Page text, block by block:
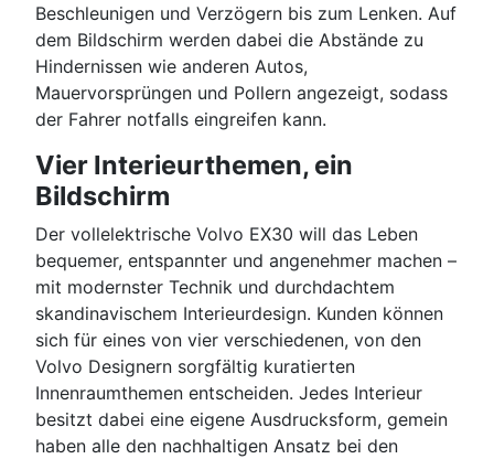
Beschleunigen und Verzögern bis zum Lenken. Auf
dem Bildschirm werden dabei die Abstände zu
Hindernissen wie anderen Autos,
Mauervorsprüngen und Pollern angezeigt, sodass
der Fahrer notfalls eingreifen kann.
Vier Interieurthemen, ein
Bildschirm
Der vollelektrische Volvo EX30 will das Leben
bequemer, entspannter und angenehmer machen –
mit modernster Technik und durchdachtem
skandinavischem Interieurdesign. Kunden können
sich für eines von vier verschiedenen, von den
Volvo Designern sorgfältig kuratierten
Innenraumthemen entscheiden. Jedes Interieur
besitzt dabei eine eigene Ausdrucksform, gemein
haben alle den nachhaltigen Ansatz bei den